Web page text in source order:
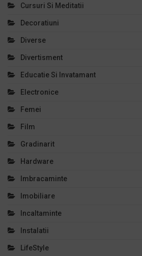
Cursuri Si Meditatii
Decoratiuni
Diverse
Divertisment
Educatie Si Invatamant
Electronice
Femei
Film
Gradinarit
Hardware
Imbracaminte
Imobiliare
Incaltaminte
Instalatii
LifeStyle